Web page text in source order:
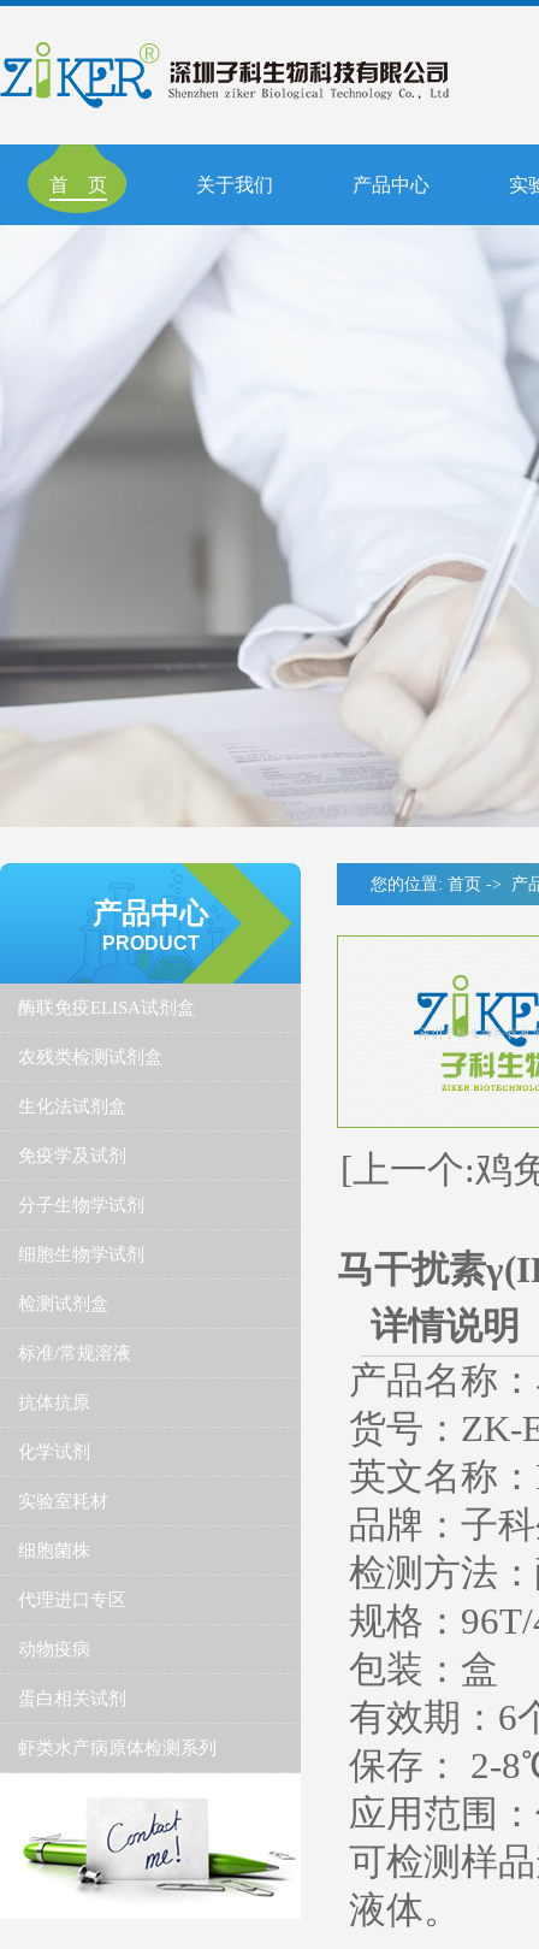
首 页 关于我们 产品中心 实
产品中心
PRODUCT
酶联免疫ELISA试剂盒
农残类检测试剂盒
生化法试剂盒
免疫学及试剂
分子生物学试剂
细胞生物学试剂
检测试剂盒
标准/常规溶液
抗体抗原
化学试剂
实验室耗材
细胞菌株
代理进口专区
动物疫病
蛋白相关试剂
虾类水产病原体检测系列
您的位置: 首页 -> 产
[上一个:鸡
马干扰素
详情说明
产品名称
货号：ZK-
英文名称
品牌：子
检测方法
规格：
包装：盒
有效期：6
保存： 2-
应用范围
可检测样
液体。